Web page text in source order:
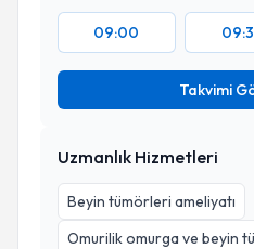
09:00
Takvimi
Uzmanlık Hizmetleri
Beyin tümörleri ameliyatı
Omurilik omurga ve beyin